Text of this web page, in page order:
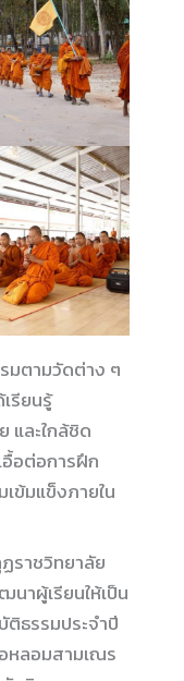
มตามวัดต่าง ๆ
รียนรู้
และใกล้ชิด
อต่อการฝึก
ข้มแข็งภายใน
ราชวิทยาลัย
าผู้เรียนให้เป็น
ธรรมประจำปี
หลอมสามเณร